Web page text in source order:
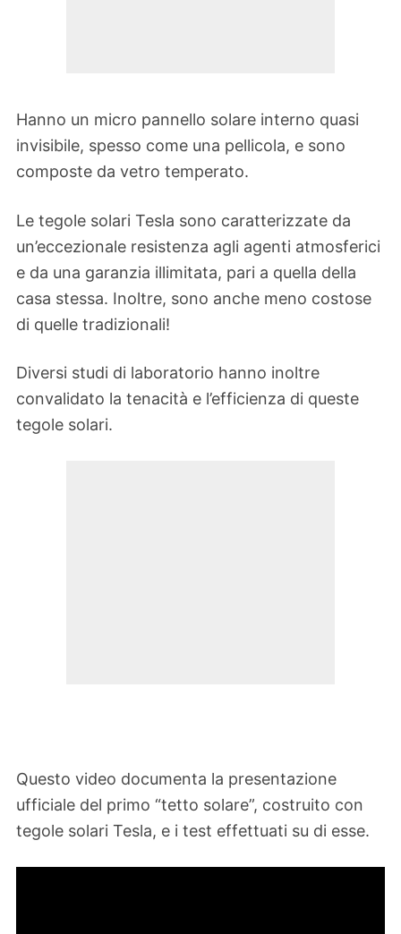
Hanno un micro pannello solare interno quasi
invisibile, spesso come una pellicola, e sono
composte da vetro temperato.
Le tegole solari Tesla sono caratterizzate da
un’eccezionale resistenza agli agenti atmosferici
e da una garanzia illimitata, pari a quella della
casa stessa. Inoltre, sono anche meno costose
di quelle tradizionali!
Diversi studi di laboratorio hanno inoltre
convalidato la tenacità e l’efficienza di queste
tegole solari.
Questo video documenta la presentazione
ufficiale del primo “tetto solare”, costruito con
tegole solari Tesla, e i test effettuati su di esse.